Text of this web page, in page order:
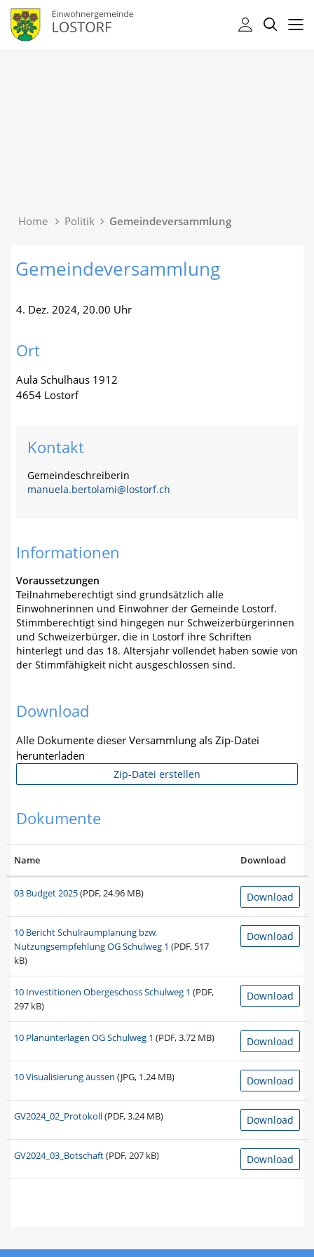
Kopfzeile
Kopfzeile
Home Politik Gemeindeversammlung
Inhalt
Gemeindeversammlung
4. Dez. 2024, 20.00 Uhr
Ort
Aula Schulhaus 1912
4654 Lostorf
Kontakt
Gemeindeschreiberin
manuela.bertolami@lostorf.ch
Informationen
Voraussetzungen
Teilnahmeberechtigt sind grundsätzlich alle
Einwohnerinnen und Einwohner der Gemeinde Lostorf.
Stimmberechtigt sind hingegen nur Schweizerbürgerinnen
und Schweizerbürger, die in Lostorf ihre Schriften
hinterlegt und das 18. Altersjahr vollendet haben sowie von
der Stimmfähigkeit nicht ausgeschlossen sind.
Download
Alle Dokumente dieser Versammlung als Zip-Datei
herunterladen
Zip-Datei erstellen
Dokumente
Name Download
03 Budget 2025(PDF, 24.96 MB) Download
10 Bericht Schulraumplanung bzw.
Nutzungsempfehlung OG Schulweg 1 (PDF, 517
kB)
Download
10 Investitionen Obergeschoss Schulweg 1 (PDF,
297 kB)
Download
10 Planunterlagen OG Schulweg 1 (PDF, 3.72 MB) Download
10 Visualisierung aussen (JPG, 1.24 MB) Download
GV2024_02_Protokoll(PDF, 3.24 MB) Download
GV2024_03_Botschaft(PDF, 207 kB) Download